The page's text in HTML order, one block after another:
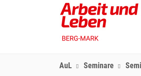
AuL Seminare